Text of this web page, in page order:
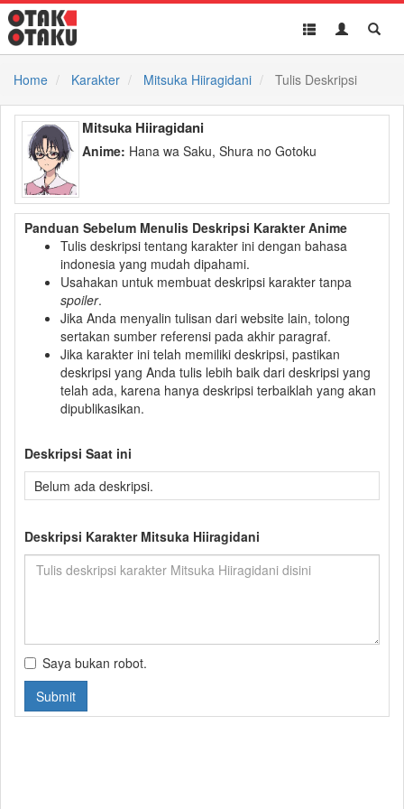
Toggle
Toggle
Home
Karakter Mitsuka Hiiragidani Tulis Deskripsi
Mitsuka Hiiragidani
Anime: Hana wa Saku, Shura no Gotoku
Panduan Sebelum Menulis Deskripsi Karakter Anime
Tulis deskripsi tentang karakter ini dengan bahasa
indonesia yang mudah dipahami.
Usahakan untuk membuat deskripsi karakter tanpa
spoiler.
Jika Anda menyalin tulisan dari website lain, tolong
sertakan sumber referensi pada akhir paragraf.
Jika karakter ini telah memiliki deskripsi, pastikan
deskripsi yang Anda tulis lebih baik dari deskripsi yang
telah ada, karena hanya deskripsi terbaiklah yang akan
dipublikasikan.
Deskripsi Saat ini
Belum ada deskripsi.
Deskripsi Karakter Mitsuka Hiiragidani
Saya bukan robot.
Submit